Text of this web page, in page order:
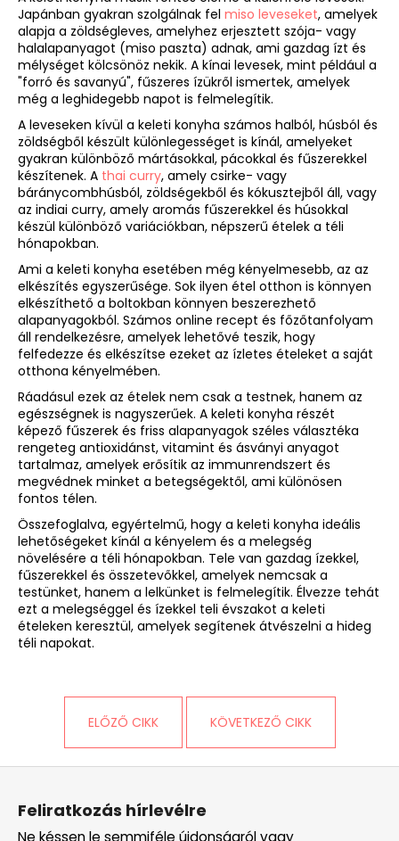
Japánban gyakran szolgálnak fel miso leveseket, amelyek
alapja a zöldségleves, amelyhez erjesztett szója- vagy
halalapanyagot (miso paszta) adnak, ami gazdag ízt és
mélységet kölcsönöz nekik. A kínai levesek, mint például a
"forró és savanyú", fűszeres ízükről ismertek, amelyek
még a leghidegebb napot is felmelegítik.
A leveseken kívül a keleti konyha számos halból, húsból és
zöldségből készült különlegességet is kínál, amelyeket
gyakran különböző mártásokkal, pácokkal és fűszerekkel
készítenek. A thai curry, amely csirke- vagy
báránycombhúsból, zöldségekből és kókusztejből áll, vagy
az indiai curry, amely aromás fűszerekkel és húsokkal
készül különböző variációkban, népszerű ételek a téli
hónapokban.
Ami a keleti konyha esetében még kényelmesebb, az az
elkészítés egyszerűsége. Sok ilyen étel otthon is könnyen
elkészíthető a boltokban könnyen beszerezhető
alapanyagokból. Számos online recept és főzőtanfolyam
áll rendelkezésre, amelyek lehetővé teszik, hogy
felfedezze és elkészítse ezeket az ízletes ételeket a saját
otthona kényelmében.
Ráadásul ezek az ételek nem csak a testnek, hanem az
egészségnek is nagyszerűek. A keleti konyha részét
képező fűszerek és friss alapanyagok széles választéka
rengeteg antioxidánst, vitamint és ásványi anyagot
tartalmaz, amelyek erősítik az immunrendszert és
megvédnek minket a betegségektől, ami különösen
fontos télen.
Összefoglalva, egyértelmű, hogy a keleti konyha ideális
lehetőségeket kínál a kényelem és a melegség
növelésére a téli hónapokban. Tele van gazdag ízekkel,
fűszerekkel és összetevőkkel, amelyek nemcsak a
testünket, hanem a lelkünket is felmelegítik. Élvezze tehát
ezt a melegséggel és ízekkel teli évszakot a keleti
ételeken keresztül, amelyek segítenek átvészelni a hideg
téli napokat.
ELŐZŐ CIKK KÖVETKEZŐ CIKK
Feliratkozás hírlevélre